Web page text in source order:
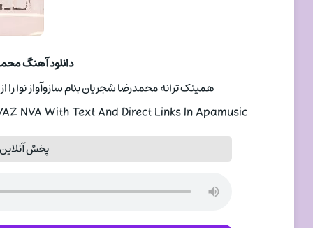
دانلود آهنگ
همینک ترانه محمدرضا شجریان بنام سازوآواز نوا را
NVA With Text And Direct Links In Apamusic
پخش